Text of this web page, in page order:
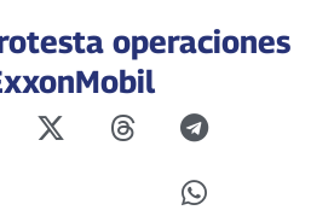
operaciones